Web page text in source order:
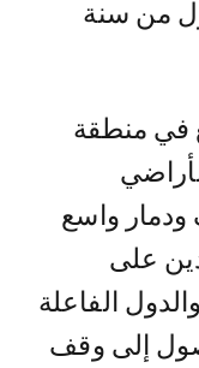
من سنة
في منطقة
ودمار واسع
على
الفاعلة
إلى وقف